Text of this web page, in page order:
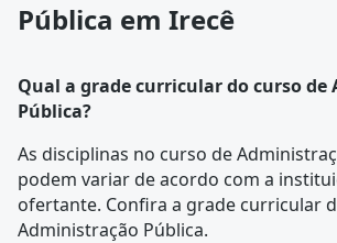
Pública em Irecê
Qual a grade curricular do curso
Pública?
As disciplinas no curso de
podem variar de acordo com a
ofertante. Confira a grade curricular
Administração Pública.